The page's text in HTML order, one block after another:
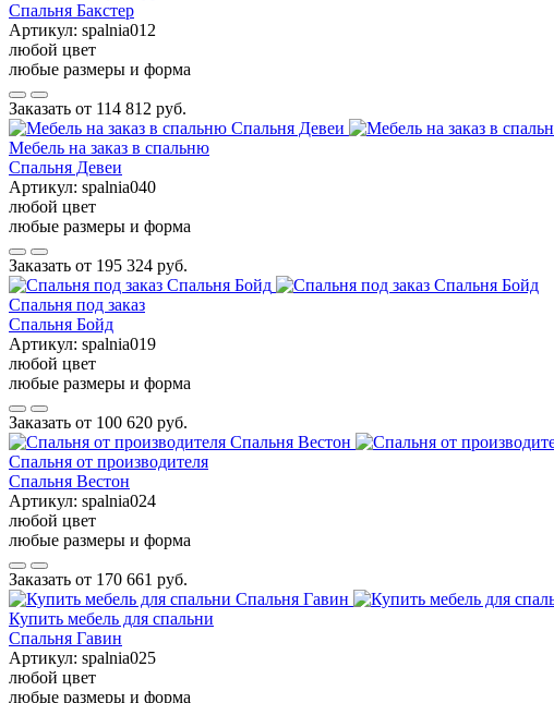
Спальня Бакстер
Артикул: spalnia012
любой цвет
любые размеры и форма
Заказать от 114 812 руб.
Мебель на заказ в спальню
Спальня Девеи
Артикул: spalnia040
любой цвет
любые размеры и форма
Заказать от 195 324 руб.
Спальня под заказ
Спальня Бойд
Артикул: spalnia019
любой цвет
любые размеры и форма
Заказать от 100 620 руб.
Спальня от производителя
Спальня Вестон
Артикул: spalnia024
любой цвет
любые размеры и форма
Заказать от 170 661 руб.
Купить мебель для спальни
Спальня Гавин
Артикул: spalnia025
любой цвет
любые размеры и форма